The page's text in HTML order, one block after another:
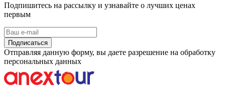
Подпишитесь на рассылку и узнавайте о лучших ценах
первым
Подписаться
Отправляя данную форму, вы даете разрешение на обработку
персональных данных